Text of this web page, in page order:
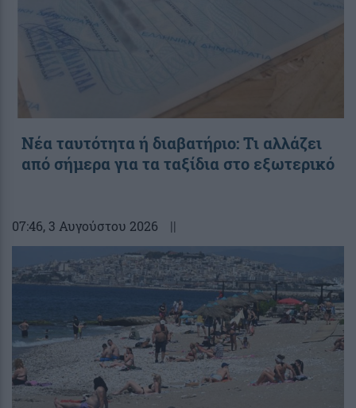
Νέα ταυτότητα ή διαβατήριο: Τι αλλάζει
από σήμερα για τα ταξίδια στο εξωτερικό
07:46, 3 Αυγούστου 2026 ||